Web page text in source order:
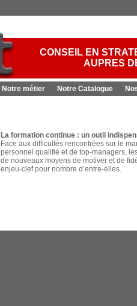
CONSEIL EN
AUPRES
Notre métier Notre Catalogue
La formation continue : un outil
Face aux difficultés rencontrées sur le
personnel qualifié et de top-managers,
de nouveaux moyens de motiver et de
enjeu-clef pour nombre d’entre-elles.